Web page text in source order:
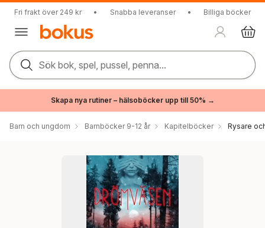
Fri frakt över 249 kr • Snabba leveranser • Billiga böcker
Sök bok, spel, pussel, penna...
Skapa nya rutiner – hälsoböcker upp till 50% →
Barn och ungdom Barnböcker 9-12 år Kapitelböcker Rysare